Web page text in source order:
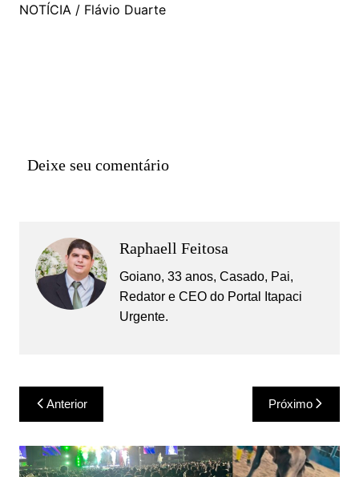
NOTÍCIA / Flávio Duarte
Deixe seu comentário
Raphaell Feitosa
Goiano, 33 anos, Casado, Pai,
Redator e CEO do Portal Itapaci
Urgente.
Navegação
de
Post
Anterior Próximo